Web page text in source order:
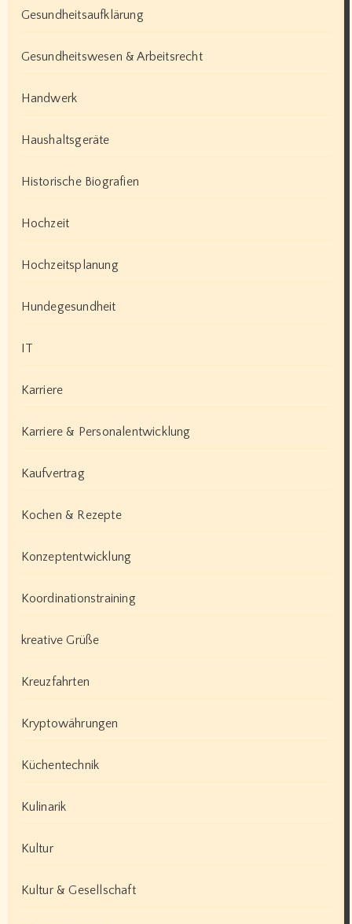
Gesundheitsaufklärung
Gesundheitswesen & Arbeitsrecht
Handwerk
Haushaltsgeräte
Historische Biografien
Hochzeit
Hochzeitsplanung
Hundegesundheit
IT
Karriere
Karriere & Personalentwicklung
Kaufvertrag
Kochen & Rezepte
Konzeptentwicklung
Koordinationstraining
kreative Grüße
Kreuzfahrten
Kryptowährungen
Küchentechnik
Kulinarik
Kultur
Kultur & Gesellschaft